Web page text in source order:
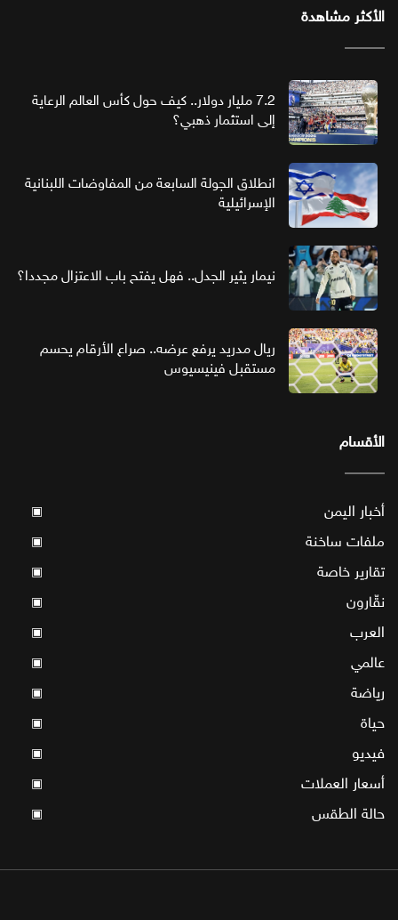
الأكثر مشاهدة
7.2 مليار دولار.. كيف حول كأس العالم الرعاية
إلى استثمار ذهبي؟
انطلاق الجولة السابعة من المفاوضات اللبنانية
الإسرائيلية
نيمار يثير الجدل.. فهل يفتح باب الاعتزال مجددا؟
ريال مدريد يرفع عرضه.. صراع الأرقام يحسم
مستقبل فينيسيوس
الأقسام
أخبار اليمن ▣
ملفات ساخنة ▣
تقارير خاصة ▣
نقّارون ▣
العرب ▣
عالمي ▣
رياضة ▣
حياة ▣
فيديو ▣
أسعار العملات ▣
حالة الطقس ▣